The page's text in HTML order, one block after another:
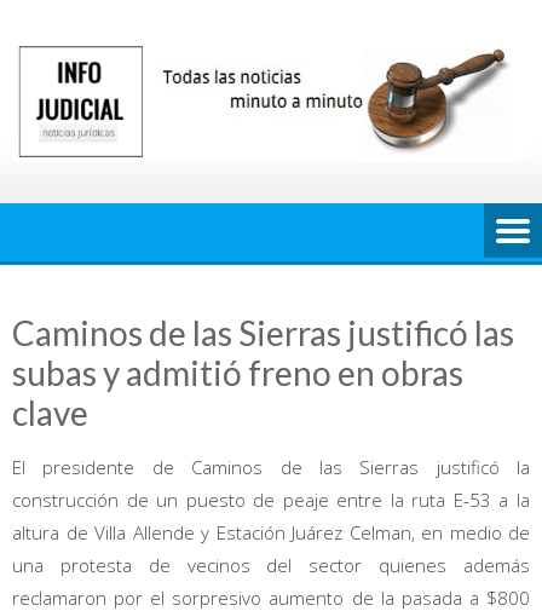
contenido
Caminos de las Sierras justificó las
subas y admitió freno en obras
clave
El presidente de Caminos de las Sierras justificó la
construcción de un puesto de peaje entre la ruta E-53 a la
altura de Villa Allende y Estación Juárez Celman, en medio de
una protesta de vecinos del sector quienes además
reclamaron por el sorpresivo aumento de la pasada a $800